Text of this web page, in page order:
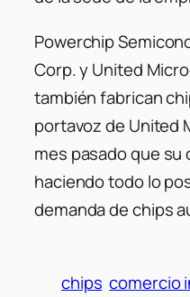
Powerchip
Corp. y United
también fabrican
portavoz de United
mes pasado que su
haciendo todo lo
demanda de chips
chips comercio